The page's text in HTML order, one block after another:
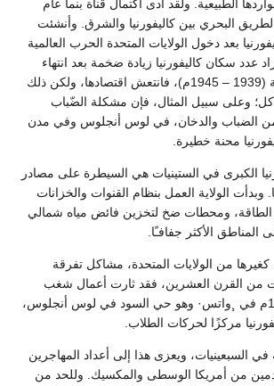
أدى اكتمال قناة بنما عام
كاليفورنيا والشرق. وأنشئت
المتحدة الحرب العالمية
كاليفورنيا زيادة ضخمة بعد انتهاء
العالمية الثانية (1939 – 1945م)، فانتعش اقتصادها، ولكن ذلك
فإن مشكلة الضّباب
في لوس أنجلوس وفي مدن
هي السيطرة على مصادر
بنظام القنوات والخزانات
لتخزين فائض مياه شمالي
المتحدة، مشاكل تفرقة
فقد ثارت أعمال شغب
¸واتس· وهو حي السود في لوس أنجلوس،
الطلاب.
هذا إلى أعداد المهاجرين
والمكسيك. وللحد من